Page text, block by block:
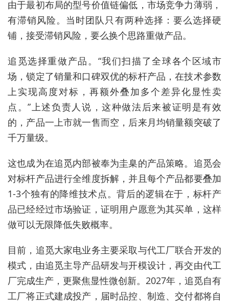
由于最初布局的型号价值链偏低，市场竞争力薄弱，
有滞销风险。当时团队只有两种选择：要么选择硬
铺，接受滞销风险，要么换个思路重做产品。
追觅选择重做产品。“我们扫描了全球各个区域市
场，锁定了销量和口碑双优的标杆产品，在技术参数
上实现高度对标 ， 再额外叠加多个差异化显性卖
点。”上述负责人说，这种做法后来被证明是有效
的，产品一上市就一售而空，后来月均销量额突破了
千万量级。
这也成为在追觅内部被奉为圭臬的产品策略。追觅会
对标杆产品进行全维度拆解，并且每个产品都要叠加
1-3个独有的降维技术点。背后的逻辑在于，标杆产
品已经经过市场验证，证明用户愿意为其买单，这样
做可以无限降低失败概率。
目前，追觅大家电业务主要采取与代工厂联合开发的
模式，由追觅主导产品研发与开模设计，再交由代工
厂完成生产，更聚焦显性微创新。2027年，追觅自有
工厂将正式建成投产，届时品控、制造、交付都将自